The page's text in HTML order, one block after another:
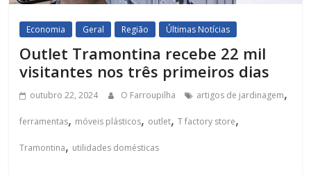
Economia Geral Região Últimas Notícias
Outlet Tramontina recebe 22 mil
visitantes nos três primeiros dias
outubro 22, 2024 O Farroupilha artigos de jardinagem,
ferramentas, móveis plásticos, outlet,T factory store,
Tramontina, utilidades domésticas